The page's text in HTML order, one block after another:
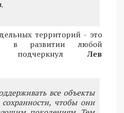
.
территорий - это
в развитии любой
подчеркнулЛев
все объекты
чтобы они